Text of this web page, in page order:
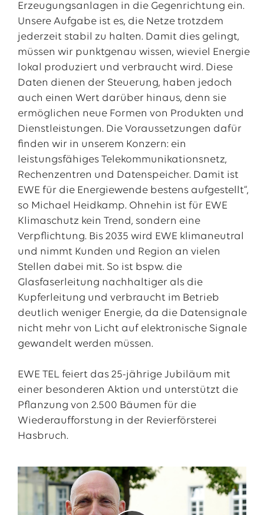
Erzeugungsanlagen in die Gegenrichtung ein.
Unsere Aufgabe ist es, die Netze trotzdem
jederzeit stabil zu halten. Damit dies gelingt,
müssen wir punktgenau wissen, wieviel Energie
lokal produziert und verbraucht wird. Diese
Daten dienen der Steuerung, haben jedoch
auch einen Wert darüber hinaus, denn sie
ermöglichen neue Formen von Produkten und
Dienstleistungen. Die Voraussetzungen dafür
finden wir in unserem Konzern: ein
leistungsfähiges Telekommunikationsnetz,
Rechenzentren und Datenspeicher. Damit ist
EWE für die Energiewende bestens aufgestellt“,
so Michael Heidkamp. Ohnehin ist für EWE
Klimaschutz kein Trend, sondern eine
Verpflichtung. Bis 2035 wird EWE klimaneutral
und nimmt Kunden und Region an vielen
Stellen dabei mit. So ist bspw. die
Glasfaserleitung nachhaltiger als die
Kupferleitung und verbraucht im Betrieb
deutlich weniger Energie, da die Datensignale
nicht mehr von Licht auf elektronische Signale
gewandelt werden müssen.
EWE TEL feiert das 25-jährige Jubiläum mit
einer besonderen Aktion und unterstützt die
Pflanzung von 2.500 Bäumen für die
Wiederaufforstung in der Revierförsterei
Hasbruch.